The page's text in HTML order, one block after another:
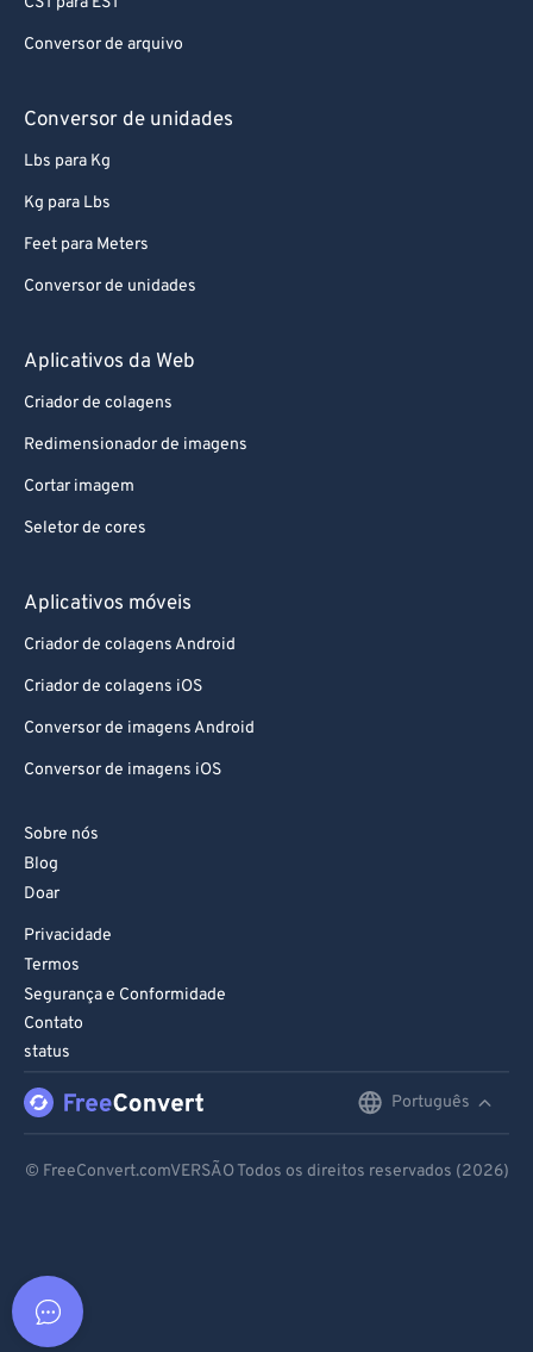
Conversor de arquivo
Conversor de unidades
Lbs para Kg
Kg para Lbs
Feet para Meters
Conversor de unidades
Aplicativos da Web
Criador de colagens
Redimensionador de imagens
Cortar imagem
Seletor de cores
Aplicativos móveis
Criador de colagens Android
Criador de colagens iOS
Conversor de imagens Android
Conversor de imagens iOS
Sobre nós
Blog
Doar
Privacidade
Termos
Segurança e Conformidade
Contato
status
Português
© FreeConvert.comVERSÃO Todos os direitos reservados (2026)